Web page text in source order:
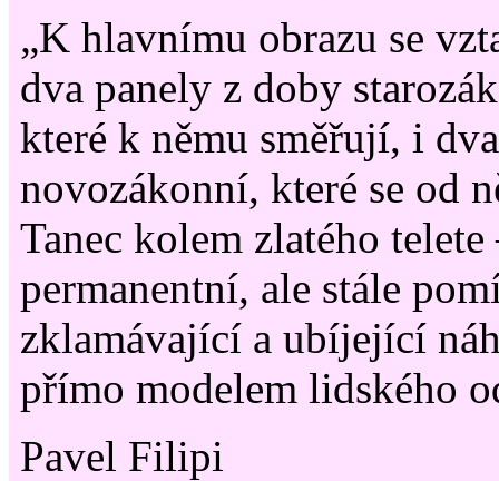
„K hlavnímu obrazu se
dva panely z doby
které k němu směřují, i dva
novozákonní, které se od
Tanec kolem zlatého
permanentní, ale stále
zklamávající a ubíjející
přímo modelem lidského
Pavel Filipi